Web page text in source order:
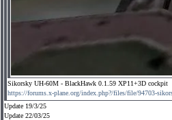
Sikorsky UH-60M - BlackHawk 0.1.59 XP11+3D cockpit
https://forums.x-plane.org/index.php?/files/file/94703-
Update 19/3/25
Update 22/03/25